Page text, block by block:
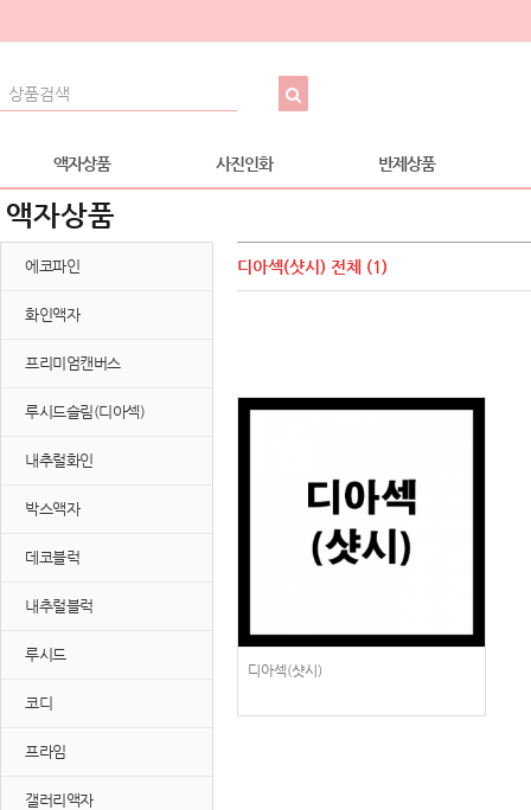
액자상품 사진인화 반제상품
액자상품
에코파인
화인액자
프리미엄캔버스
루시드슬림(디아섹)
내추럴화인
박스액자
데코블럭
내추럴블럭
루시드
코디
프라임
갤러리액자
디아섹(샷시) 전체 (1)
디아섹(샷시)